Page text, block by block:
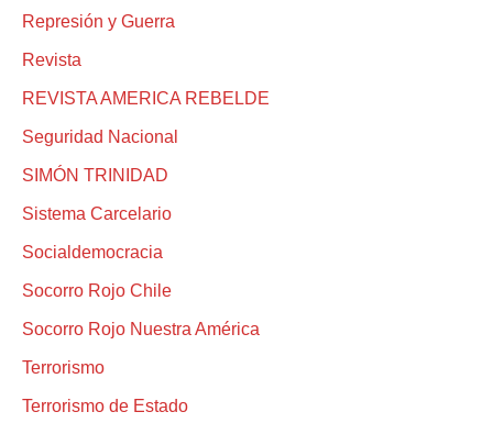
Represión y Guerra
Revista
REVISTA AMERICA REBELDE
Seguridad Nacional
SIMÓN TRINIDAD
Sistema Carcelario
Socialdemocracia
Socorro Rojo Chile
Socorro Rojo Nuestra América
Terrorismo
Terrorismo de Estado